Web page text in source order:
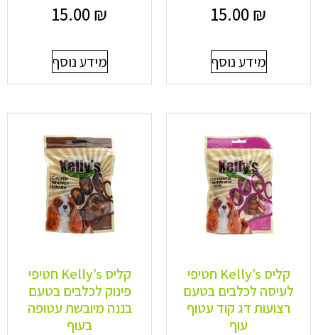
15.00₪
מידע נוסף
15.00₪
מידע נוסף
קליס Kelly’s חטיפי
לעיסה לכלבים בטעם
רצועות דג קוד עטוף
עוף
קליס Kelly’s חטיפי
פינוק לכלבים בטעם
בננה מיובשת עטופה
בעוף